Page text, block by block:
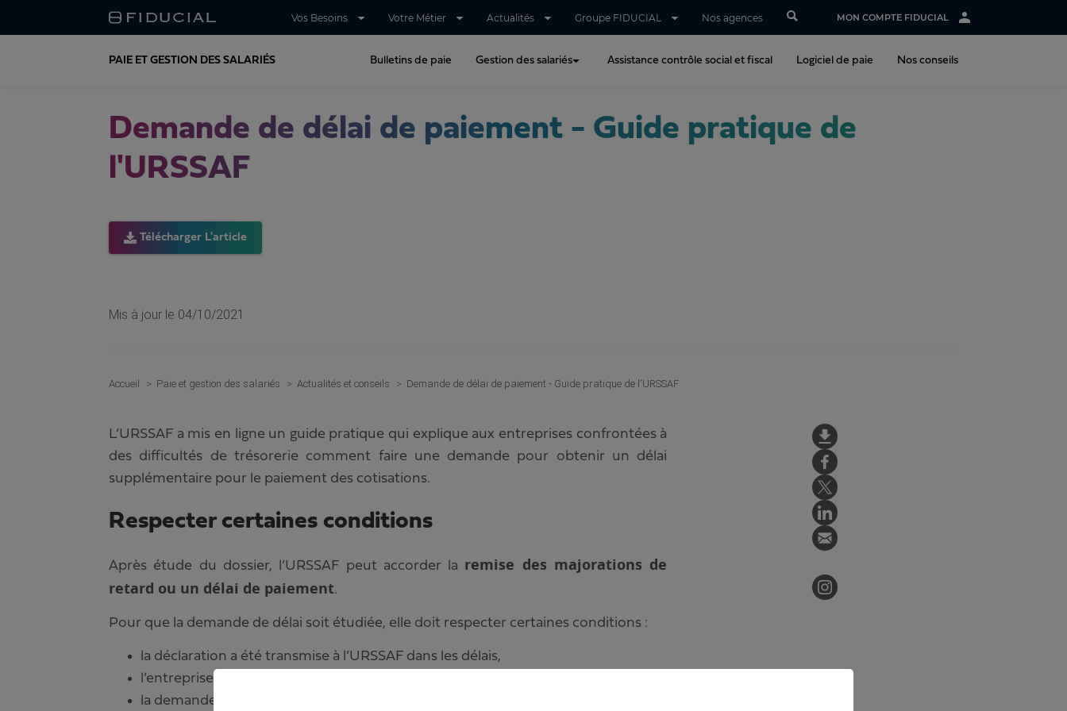
Vos Besoins Votre Métier Actualités Groupe FIDUCIAL Nos agences MON COMPTE FIDUCIAL
PAIE ET GESTION DES SALARIÉS Bulletins de paie Gestion des salariés Assistance contrôle social et fiscal Logiciel de paie Nos conseils
Demande de délai de paiement - Guide pratique de
l'URSSAF
Télécharger L'article
Mis à jour le 04/10/2021
Accueil Paie et gestion des salariés Actualités et conseils Demande de délai de paiement - Guide pratique de l'URSSAF
L’URSSAF a mis en ligne un guide pratique qui explique aux entreprises confrontées à
des difficultés de trésorerie comment faire une demande pour obtenir un délai
supplémentaire pour le paiement des cotisations.
Respecter certaines conditions
Après étude du dossier, l’URSSAF peut accorder la remise des majorations de
retard ou un délai de paiement.
Pour que la demande de délai soit étudiée, elle doit respecter certaines conditions :
la déclaration a été transmise à l’URSSAF dans les délais,
l’entreprise a réglé la totalité de la part salariale de ses cotisations,
la demande doit être motivée (en mentionnant le contexte, l’origine et la nature